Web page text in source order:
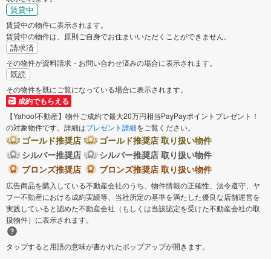
賃貸中
賃貸中の物件に表示されます。
賃貸中の物件は、原則ご自身でお住まいいただくことができません。
請求済
その物件が資料請求・お問い合わせ済みの場合に表示されます。
既読
その物件を既にご覧になっている場合に表示されます。
成約でもらえる
【Yahoo!不動産】物件ご成約で最大20万円相当PayPayポイントプレゼント！
の対象物件です。詳細はプレゼント詳細をご覧ください。
ゴールド推奨店
ゴールド推奨店 取り扱い物件
シルバー推奨店
シルバー推奨店 取り扱い物件
ブロンズ推奨店
ブロンズ推奨店 取り扱い物件
広告商品を購入している不動産会社のうち、物件情報の正確性、法令遵守、ヤ
フー不動産における成約実績等、当社所定の基準を満たした優良な店舗運営を
実践していると認めた不動産会社（もしくは当該認定を受けた不動産会社の取
扱物件）に表示されます。
タップすると用語の意味が書かれたポップアップが開きます。